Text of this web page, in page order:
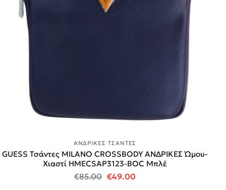
ΑΝΔΡΙΚΈΣ ΤΣΆΝΤΕΣ
GUESS Τσάντες MILANO CROSSBODY ΑΝΔΡΙΚΕΣ Ώμου-
Χιαστί HMECSAP3123-BOC Μπλέ
€85.00 Original price was: €85.00.
€49.00Η τρέχουσα τιμή